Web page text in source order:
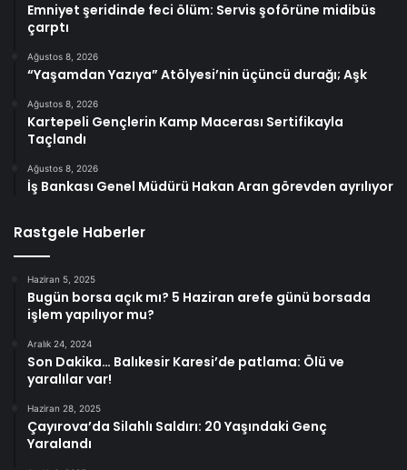
Emniyet şeridinde feci ölüm: Servis şoförüne midibüs
çarptı
Ağustos 8, 2026
“Yaşamdan Yazıya” Atölyesi’nin üçüncü durağı; Aşk
Ağustos 8, 2026
Kartepeli Gençlerin Kamp Macerası Sertifikayla
Taçlandı
Ağustos 8, 2026
İş Bankası Genel Müdürü Hakan Aran görevden ayrılıyor
Rastgele Haberler
Haziran 5, 2025
Bugün borsa açık mı? 5 Haziran arefe günü borsada
işlem yapılıyor mu?
Aralık 24, 2024
Son Dakika… Balıkesir Karesi’de patlama: Ölü ve
yaralılar var!
Haziran 28, 2025
Çayırova’da Silahlı Saldırı: 20 Yaşındaki Genç
Yaralandı